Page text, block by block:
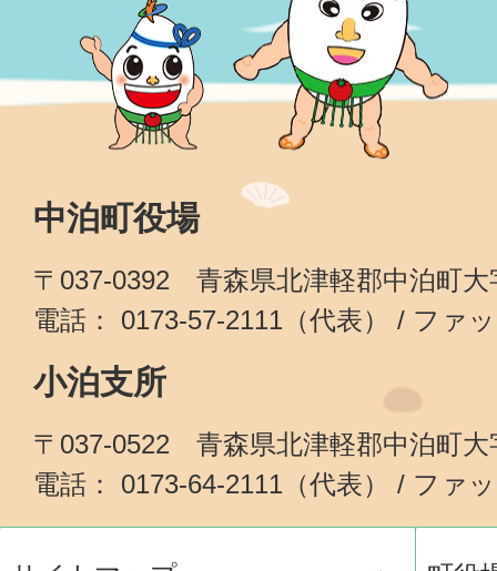
中泊町役場
〒037-0392 青森県北津軽郡中泊町大
電話： 0173-57-2111（代表） / ファ
小泊支所
〒037-0522 青森県北津軽郡中泊町大
電話： 0173-64-2111（代表） / ファ